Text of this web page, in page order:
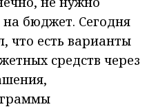
на бюджет. Сегодня
что есть варианты
средств через